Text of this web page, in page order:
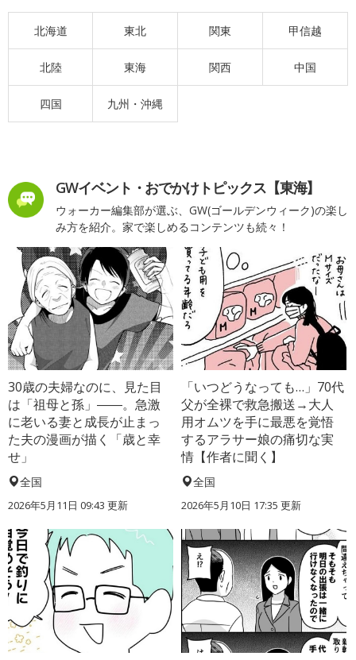
北海道 東北 関東 甲信越
北陸 東海 関西 中国
四国 九州・沖縄
GWイベント・おでかけトピックス【東海】
ウォーカー編集部が選ぶ、GW(ゴールデンウィーク)の楽し
み方を紹介。家で楽しめるコンテンツも続々！
30歳の夫婦なのに、見た目
は「祖母と孫」――。急激
に老いる妻と成長が止まっ
た夫の漫画が描く「歳と幸
せ」
全国
2026年5月11日 09:43 更新
「いつどうなっても…」70代
父が全裸で救急搬送→大人
用オムツを手に最悪を覚悟
するアラサー娘の痛切な実
情【作者に聞く】
全国
2026年5月10日 17:35 更新